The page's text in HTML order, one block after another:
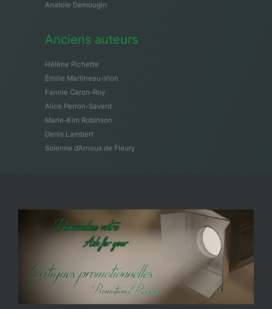
Anatole Demougin
Anciens auteurs
Hélène Pichette
Émilie Martineau-Vion
Fannie Caron-Roy
Alice Perron-Savard
Marie-Kim Robinson
Denis Lambert
Solenne d’Arnoux de Fleury